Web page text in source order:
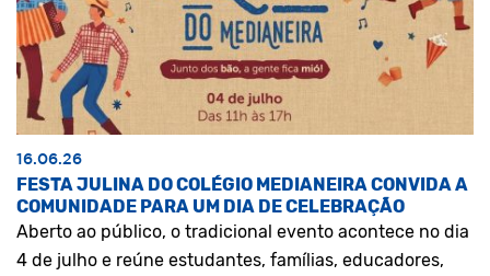
16.06.26
FESTA JULINA DO COLÉGIO MEDIANEIRA CONVIDA A
COMUNIDADE PARA UM DIA DE CELEBRAÇÃO
Aberto ao público, o tradicional evento acontece no dia
4 de julho e reúne estudantes, famílias, educadores,